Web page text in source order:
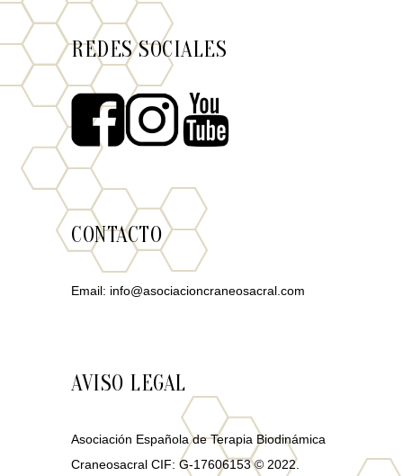
REDES SOCIALES
CONTACTO
Email: info@asociacioncraneosacral.com
AVISO LEGAL
Asociación Española de Terapia Biodinámica
Craneosacral CIF: G-17606153 © 2022.